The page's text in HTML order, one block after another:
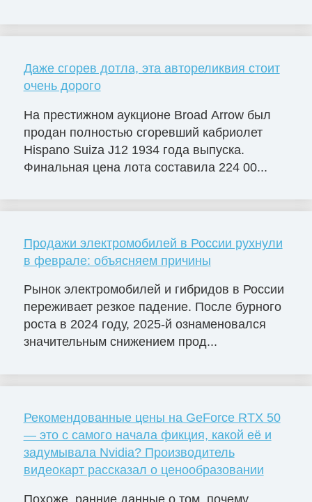
Даже сгорев дотла, эта автореликвия стоит
очень дорого
На престижном аукционе Broad Arrow был
продан полностью сгоревший кабриолет
Hispano Suiza J12 1934 года выпуска.
Финальная цена лота составила 224 00...
Продажи электромобилей в России рухнули
в феврале: объясняем причины
Рынок электромобилей и гибридов в России
переживает резкое падение. После бурного
роста в 2024 году, 2025-й ознаменовался
значительным снижением прод...
Рекомендованные цены на GeForce RTX 50
— это с самого начала фикция, какой её и
задумывала Nvidia? Производитель
видеокарт рассказал о ценообразовании